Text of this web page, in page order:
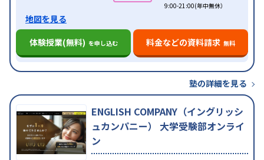
9:00-21:00(年中無休）
地図を見る
体験授業(無料) を申し込む 料金などの資料請求 無料
塾の詳細を見る
ENGLISH COMPANY（イングリッシ
ュカンパニー） 大学受験部オンライ
ン